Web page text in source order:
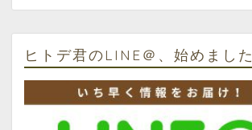
ヒトデ君のLINE＠、始めました